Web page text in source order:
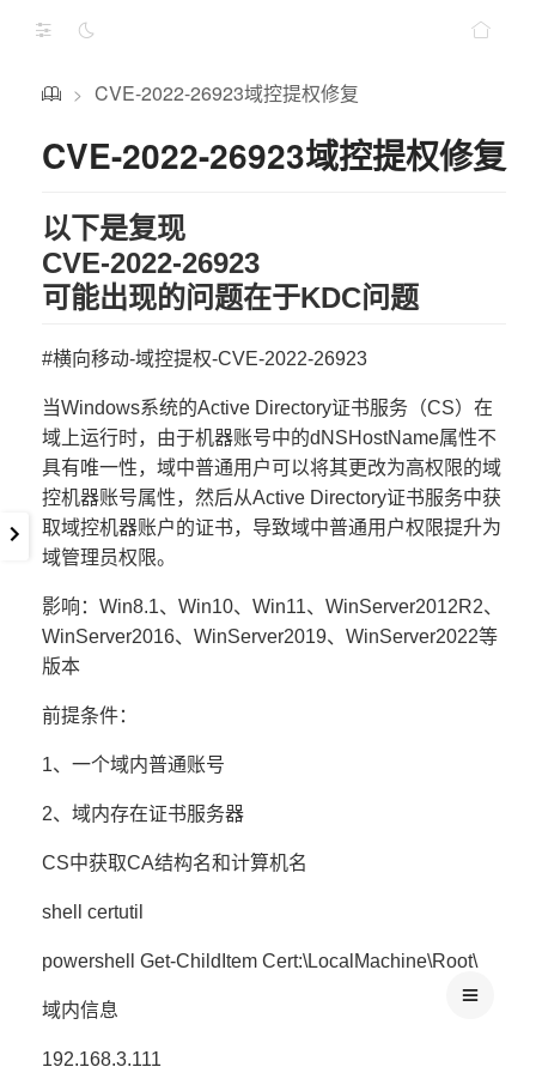
> CVE-2022-26923域控提权修复
CVE-2022-26923域控提权修复
以下是复现
CVE-2022-26923
可能出现的问题在于KDC问题
#横向移动-域控提权-CVE-2022-26923
当Windows系统的Active Directory证书服务（CS）在
域上运行时，由于机器账号中的dNSHostName属性不
具有唯一性，域中普通用户可以将其更改为高权限的域
控机器账号属性，然后从Active Directory证书服务中获
取域控机器账户的证书，导致域中普通用户权限提升为
域管理员权限。
影响：Win8.1、Win10、Win11、WinServer2012R2、
WinServer2016、WinServer2019、WinServer2022等
版本
前提条件：
1、一个域内普通账号
2、域内存在证书服务器
CS中获取CA结构名和计算机名
shell certutil
powershell Get-ChildItem Cert:\LocalMachine\Root\
域内信息
192.168.3.111